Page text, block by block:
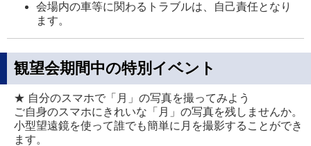
会場内の車等に関わるトラブルは、自己責任となり
ます。
観望会期間中の特別イベント
★ 自分のスマホで「月」の写真を撮ってみよう
ご自身のスマホにきれいな「月」の写真を残しませんか。
小型望遠鏡を使って誰でも簡単に月を撮影することができ
ます。